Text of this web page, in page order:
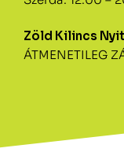
Zöld Kilincs
ÁTMENETILEG